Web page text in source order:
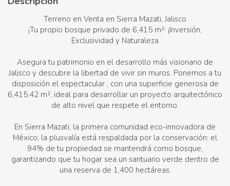
Terreno en Venta en Sierra Mazati, Jalisco
¡Tu propio bosque privado de 6,415 m²: ¡Inversión,
Exclusividad y Naturaleza
Asegura tu patrimonio en el desarrollo más visionario de
Jalisco y descubre la libertad de vivir sin muros. Ponemos a tu
disposición el espectacular , con una superficie generosa de
6,415.42 m², ideal para desarrollar un proyecto arquitectónico
de alto nivel que respete el entorno.
En Sierra Mazati, la primera comunidad eco-innovadora de
México, la plusvalía está respaldada por la conservación: el
94% de tu propiedad se mantendrá como bosque,
garantizando que tu hogar sea un santuario verde dentro de
una reserva de 1,400 hectáreas.